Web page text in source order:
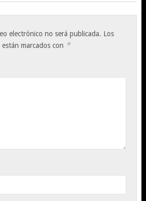
electrónico no será publicada. Los
marcados con *